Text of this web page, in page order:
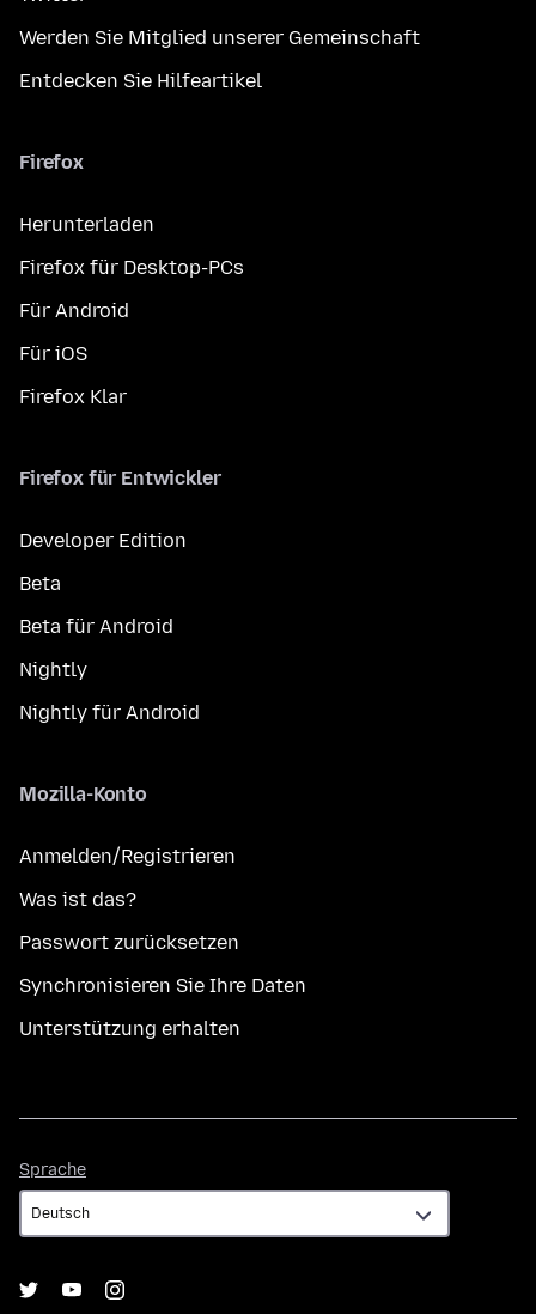
Werden Sie Mitglied unserer Gemeinschaft
Entdecken Sie Hilfeartikel
Firefox
Herunterladen
Firefox für Desktop-PCs
Für Android
Für iOS
Firefox Klar
Firefox für Entwickler
Developer Edition
Beta
Beta für Android
Nightly
Nightly für Android
Mozilla-Konto
Anmelden/Registrieren
Was ist das?
Passwort zurücksetzen
Synchronisieren Sie Ihre Daten
Unterstützung erhalten
Sprache